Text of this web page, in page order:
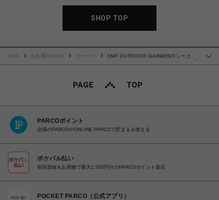
SHOP TOP
…
TOP 名古屋PARCO ビーバー
CMF OUTDOOR GARMENT/シーエム
PARCOポイント
全国のPARCOやONLINE PARCOで貯まる＆使える
ポケパル払い
初回登録＆お買物で最大1,500円分のPARCOポイント進呈
POCKET PARCO（公式アプリ）